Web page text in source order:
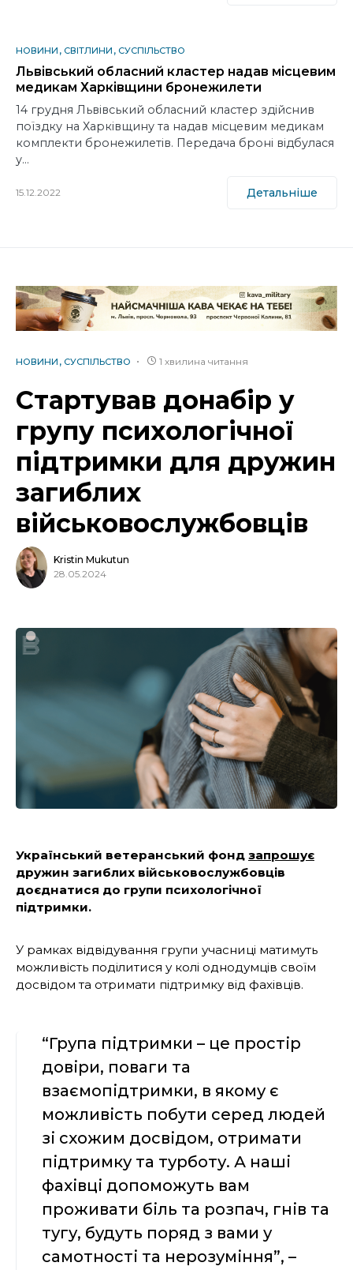
НОВИНИ СВІТЛИНИ СУСПІЛЬСТВО
Львівський обласний кластер надав місцевим
медикам Харківщини бронежилети
14 грудня Львівський обласний кластер здійснив
поїздку на Харківщину та надав місцевим медикам
комплекти бронежилетів. Передача броні відбулася
у…
15.12.2022 Детальніше
НОВИНИ СУСПІЛЬСТВО 1 хвилина читання
Стартував донабір у
групу психологічної
підтримки для дружин
загиблих
військовослужбовців
Kristin Mukutun
28.05.2024
Український ветеранський фонд запрошує
дружин загиблих військовослужбовців
доєднатися до групи психологічної
підтримки.
У рамках відвідування групи учасниці матимуть
можливість поділитися у колі однодумців своїм
досвідом та отримати підтримку від фахівців.
“Група підтримки – це простір
довіри, поваги та
взаємопідтримки, в якому є
можливість побути серед людей
зі схожим досвідом, отримати
підтримку та турботу. А наші
фахівці допоможуть вам
проживати біль та розпач, гнів та
тугу, будуть поряд з вами у
самотності та нерозуміння”, –